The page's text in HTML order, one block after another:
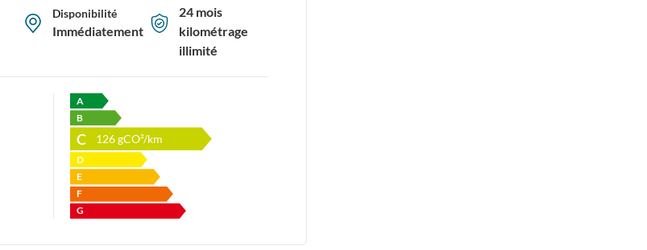
Disponibilité
Immédiatement
24 mois
kilométrage
illimité
A
B
C 126gCO²/km
D
E
F
G